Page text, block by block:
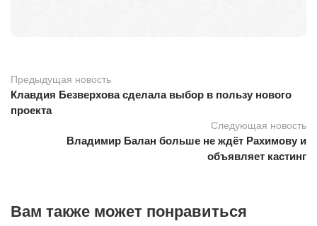
Предыдущая новость
Клавдия Безверхова сделала выбор в пользу нового
проекта
Следующая новость
Владимир Балан больше не ждёт Рахимову и
объявляет кастинг
Вам также может понравиться